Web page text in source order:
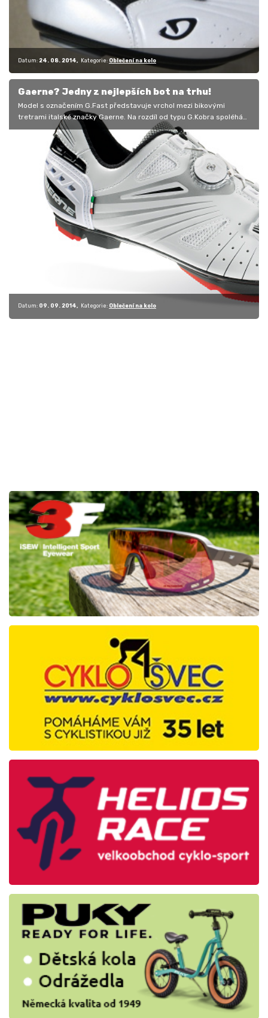
Datum: 24. 08. 2014 Kategorie: Oblečení na kolo
Gaerne? Jedny z nejlepších bot na trhu!
Model s označením G.Fast představuje vrchol mezi bikovými
tretrami italské značky Gaerne. Na rozdíl od typu G.Kobra spoléhá
na jediné…
Datum: 09. 09. 2014 Kategorie: Oblečení na kolo